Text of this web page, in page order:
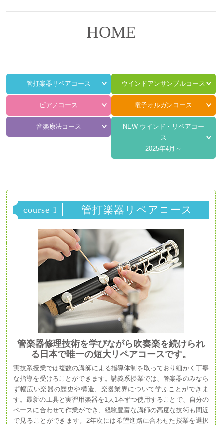
HOME
管打楽器リペアコース ウインドアンサンブルコース
ピアノコース 電子オルガンコース
音楽療法コース
NEW ウインド・リペアコー
ス
2025年4月～
course 1 管打楽器リペアコース
管楽器修理技術を学びながら吹奏楽を続けられ
る日本で唯一の短大リペアコースです。
実技系授業では複数の講師による指導体制を取っており細かく丁寧
な指導を受けることができます。講義系授業では、管楽器のみなら
ず幅広い楽器の歴史や構造、楽器業界について学ぶことができま
す。最新の工具と実習用楽器を1人1本ずつ使用することで、自分の
ペースに合わせて作業ができ、経験豊富な講師の高度な技術も間近
で見ることができます。2年次には希望進路に合わせた授業を選択